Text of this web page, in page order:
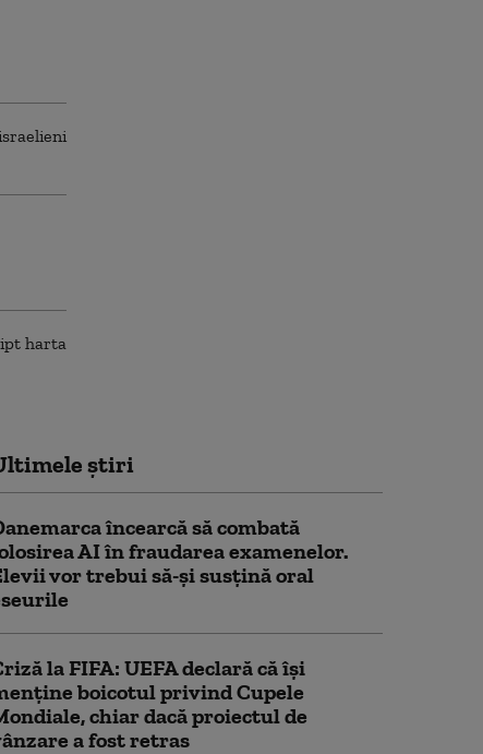
știri
încearcă să combată
AI în fraudarea examenelor.
vor trebui să-şi susţină oral
la FIFA: UEFA declară că îşi
boicotul privind Cupele
chiar dacă proiectul de
a fost retras